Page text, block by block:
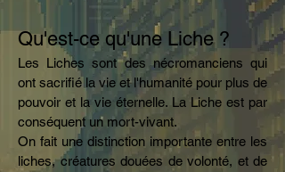
Qu'est-ce qu'une Liche ?
Les Liches sont des nécromanciens qui
ont sacrifié la vie et l'humanité pour plus de
pouvoir et la vie éternelle. La Liche est par
conséquent un mort-vivant.
On fait une distinction importante entre les
liches, créatures douées de volonté, et de